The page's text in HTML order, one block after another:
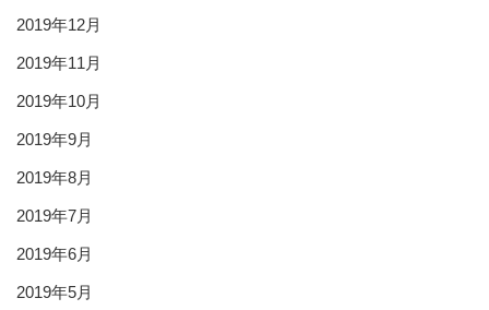
2019年12月
2019年11月
2019年10月
2019年9月
2019年8月
2019年7月
2019年6月
2019年5月